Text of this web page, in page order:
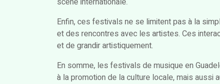
Enfin, ces festivals ne se limitent pas à la
et des rencontres avec les artistes. Ces
et de grandir artistiquement.
En somme, les festivals de musique en
à la promotion de la culture locale, mais aussi